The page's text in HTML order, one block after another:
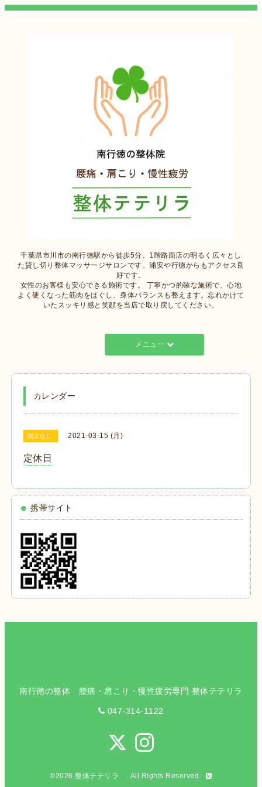
千葉県市川市の南行徳駅から徒歩5分。1階路面店の明るく広々とし
た貸し切り整体マッサージサロンです。浦安や行徳からもアクセス良
好です。
女性のお客様も安心できる施術です。 丁寧かつ的確な施術で、心地
よく硬くなった筋肉をほぐし、身体バランスも整えます。忘れかけて
いたスッキリ感と笑顔を当店で取り戻してください。
メニュー
カレンダー
指定なし 2021-03-15 (月)
定休日
携帯サイト
南行徳の整体 腰痛・肩こり・慢性疲労専門 整体テテリラ
047-314-1122
©2026整体テテリラ . All Rights Reserved.